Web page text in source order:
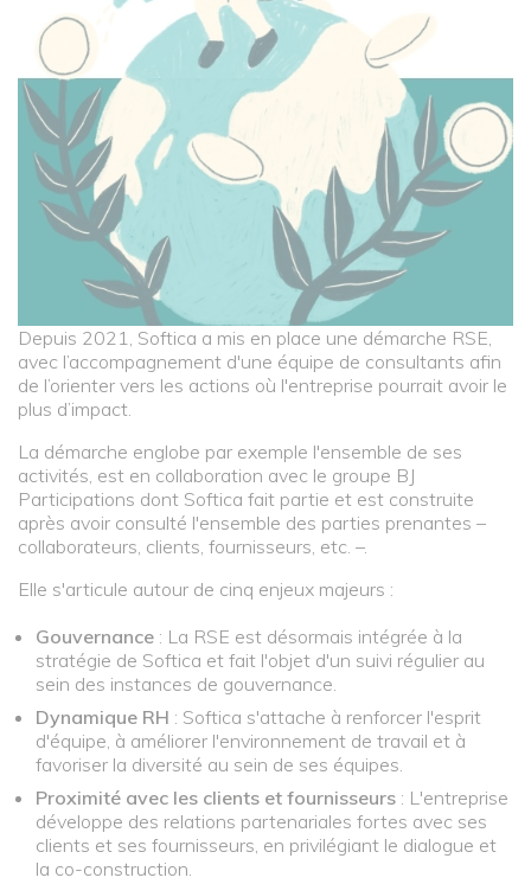
Depuis 2021, Softica a mis en place une démarche RSE,
avec l’accompagnement d'une équipe de consultants afin
de l’orienter vers les actions où l'entreprise pourrait avoir le
plus d’impact.
La démarche englobe par exemple l'ensemble de ses
activités, est en collaboration avec le groupe BJ
Participations dont Softica fait partie et est construite
après avoir consulté l'ensemble des parties prenantes –
collaborateurs, clients, fournisseurs, etc. –.
Elle s'articule autour de cinq enjeux majeurs :
Gouvernance : La RSE est désormais intégrée à la
stratégie de Softica et fait l'objet d'un suivi régulier au
sein des instances de gouvernance.
Dynamique RH : Softica s'attache à renforcer l'esprit
d'équipe, à améliorer l'environnement de travail et à
favoriser la diversité au sein de ses équipes.
Proximité avec les clients et fournisseurs : L'entreprise
développe des relations partenariales fortes avec ses
clients et ses fournisseurs, en privilégiant le dialogue et
la co-construction.